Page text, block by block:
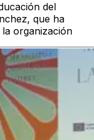
del
que ha
organización